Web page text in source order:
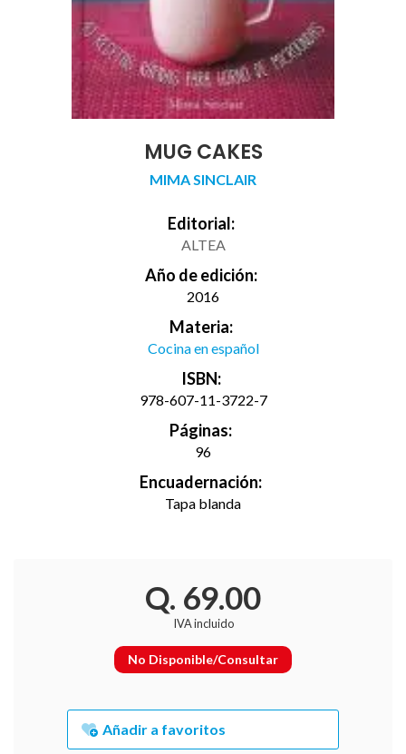
MUG CAKES
MIMA SINCLAIR
Editorial:
ALTEA
Año de edición:
2016
Materia:
Cocina en español
ISBN:
978-607-11-3722-7
Páginas:
96
Encuadernación:
Tapa blanda
Q. 69.00
IVA incluido
No Disponible/Consultar
Añadir a favoritos